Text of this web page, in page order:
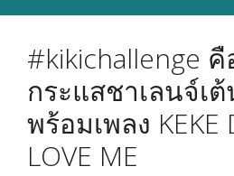
#kikichallenge คื
กระแสชาเลนจ์เ
พร้อมเพลง KEKE
LOVE ME